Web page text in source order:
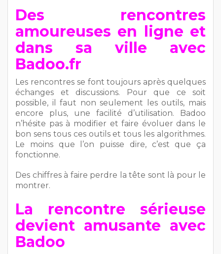
Des rencontres
amoureuses en ligne et
dans sa ville avec
Badoo.fr
Les rencontres se font toujours après quelques
échanges et discussions. Pour que ce soit
possible, il faut non seulement les outils, mais
encore plus, une facilité d’utilisation. Badoo
n’hésite pas à modifier et faire évoluer dans le
bon sens tous ces outils et tous les algorithmes.
Le moins que l’on puisse dire, c’est que ça
fonctionne.
Des chiffres à faire perdre la tête sont là pour le
montrer.
La rencontre sérieuse
devient amusante avec
Badoo